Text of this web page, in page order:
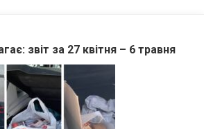
звіт за 27 квітня – 6 травня